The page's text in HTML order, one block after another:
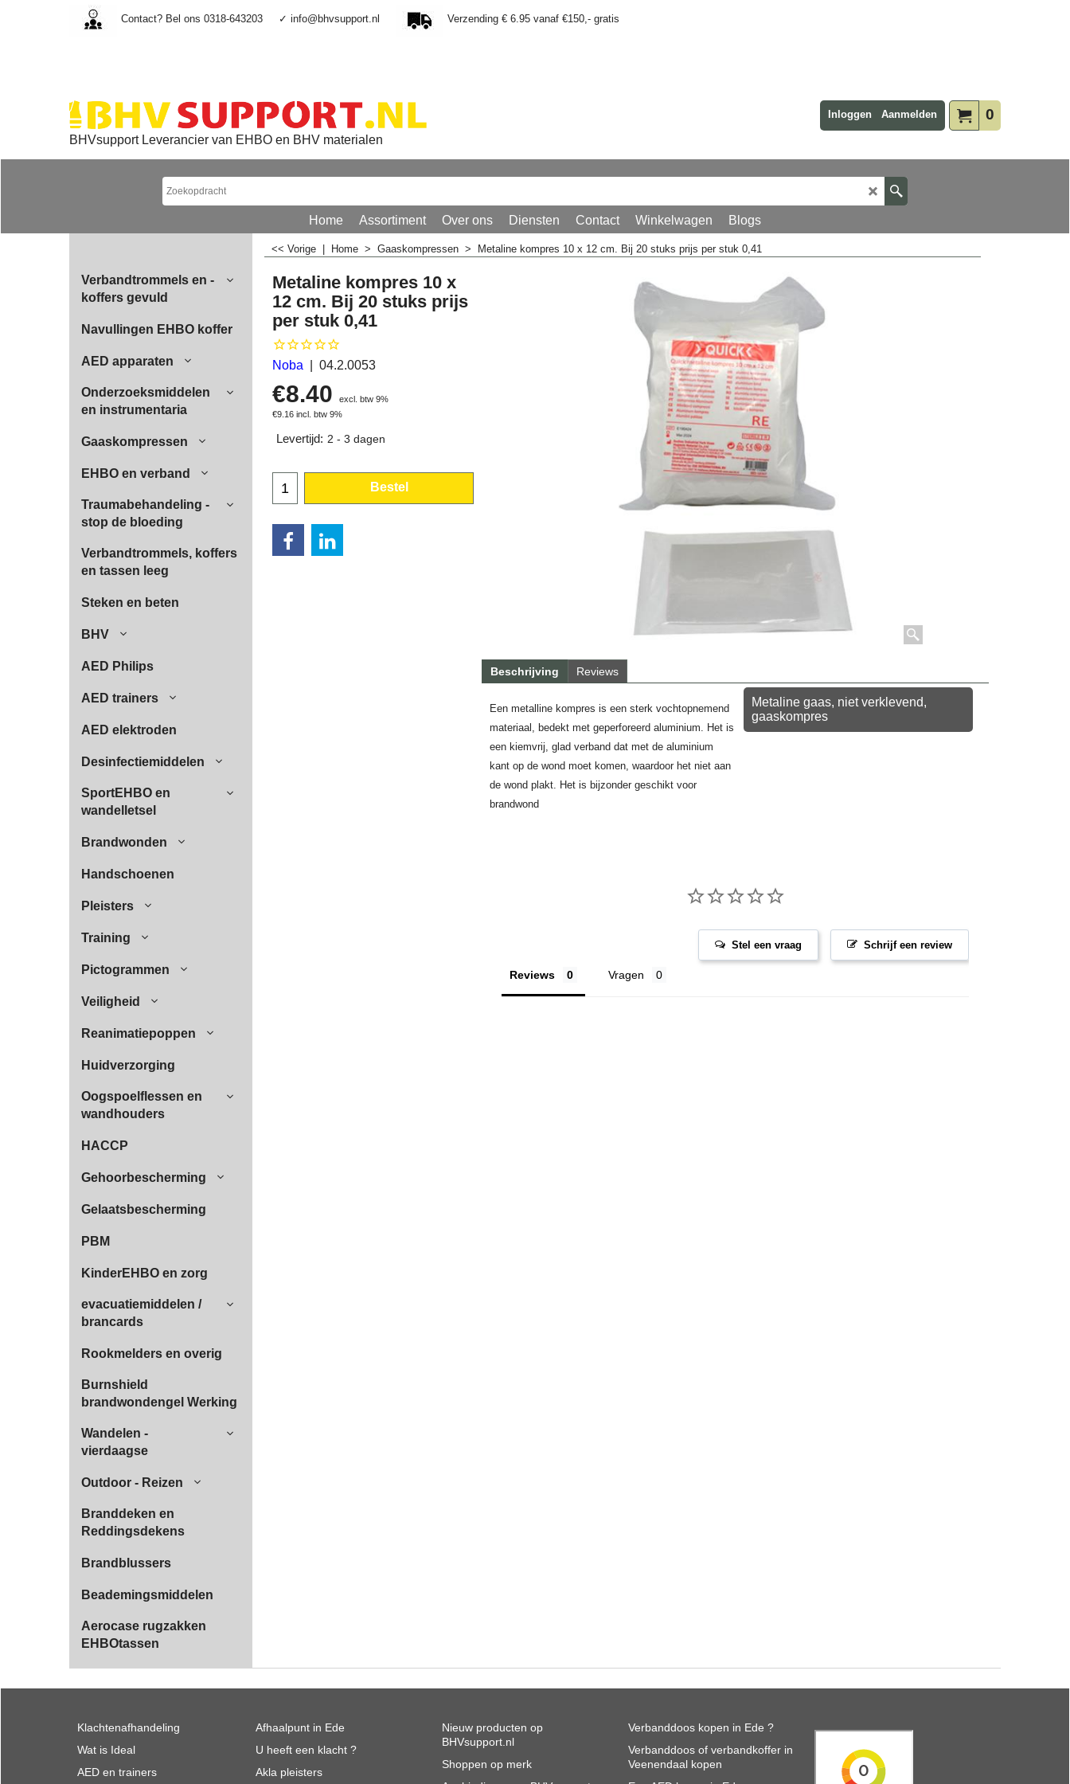
Contact? Bel ons 0318-643203 ✓ info@bhvsupport.nl Verzending € 6.95 vanaf €150,- gratis
0
Inloggen Aanmelden
BHVsupport Leverancier van EHBO en BHV materialen
Home Assortiment Over ons Diensten Contact Winkelwagen Blogs
Verbandtrommels en -
koffers gevuld
Navullingen EHBO koffer
AED apparaten
Onderzoeksmiddelen
en instrumentaria
Gaaskompressen
EHBO en verband
Traumabehandeling -
stop de bloeding
Verbandtrommels, koffers
en tassen leeg
Steken en beten
BHV
AED Philips
AED trainers
AED elektroden
Desinfectiemiddelen
SportEHBO en
wandelletsel
Brandwonden
Handschoenen
Pleisters
Training
Pictogrammen
Veiligheid
Reanimatiepoppen
Huidverzorging
Oogspoelflessen en
wandhouders
HACCP
Gehoorbescherming
Gelaatsbescherming
PBM
KinderEHBO en zorg
evacuatiemiddelen /
brancards
Rookmelders en overig
Burnshield
brandwondengel Werking
Wandelen -
vierdaagse
Outdoor - Reizen
Branddeken en
Reddingsdekens
Brandblussers
Beademingsmiddelen
Aerocase rugzakken
EHBOtassen
<< Vorige Home > Gaaskompressen > Metaline kompres 10 x 12 cm. Bij 20 stuks prijs per stuk 0,41
Metaline kompres 10 x
12 cm. Bij 20 stuks prijs
per stuk 0,41
Noba 04.2.0053
€8.40
excl. btw 9%
€9.16 incl. btw 9%
Levertijd: 2 - 3 dagen
Bestel
Beschrijving Reviews
Metaline gaas, niet verklevend,
gaaskompres
Een metalline kompres is een sterk vochtopnemend
materiaal, bedekt met geperforeerd aluminium. Het is
een kiemvrij, glad verband dat met de aluminium
kant op de wond moet komen, waardoor het niet aan
de wond plakt. Het is bijzonder geschikt voor
brandwond
Schrijf een review
Stel een vraag
Reviews Vragen
Klachtenafhandeling
Wat is Ideal
AED en trainers
Afhaalpunt in Ede
U heeft een klacht ?
Akla pleisters
Nieuw producten op
BHVsupport.nl
Shoppen op merk
Verbanddoos kopen in Ede ?
Verbanddoos of verbandkoffer in
Veenendaal kopen